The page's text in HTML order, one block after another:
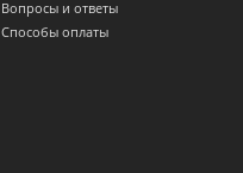
Вопросы и ответы
Способы оплаты